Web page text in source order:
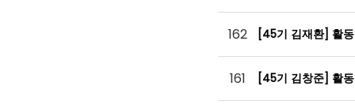
162 [45기 김재환] 활
161 [45기 김창준] 활